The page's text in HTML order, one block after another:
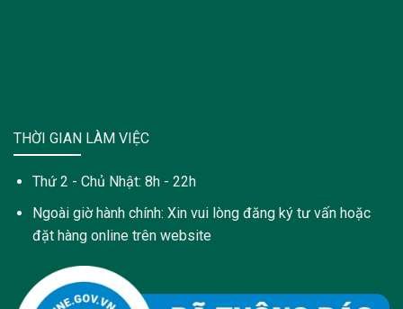
THỜI GIAN LÀM VIỆC
Thứ 2 - Chủ Nhật: 8h - 22h
Ngoài giờ hành chính: Xin vui lòng đăng ký tư vấn hoặc
đặt hàng online trên website